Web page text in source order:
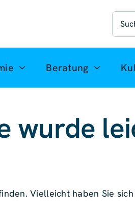
Suche
nach:
Beratung
wurde
Vielleicht haben Sie